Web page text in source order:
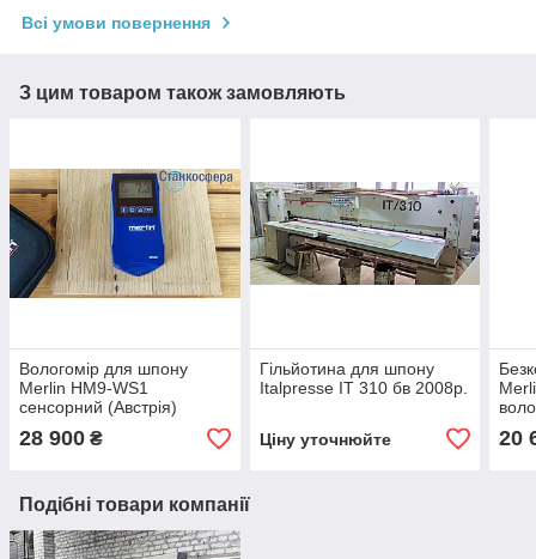
Всі умови повернення
З цим товаром також замовляють
Вологомір для шпону
Merlin HM9-WS1
сенсорний (Австрія)
28 900 ₴
Гільйотина для шпону
Italpresse IT 310 бв 2008р.
Ціну уточнюйте 20
Подібні товари компанії